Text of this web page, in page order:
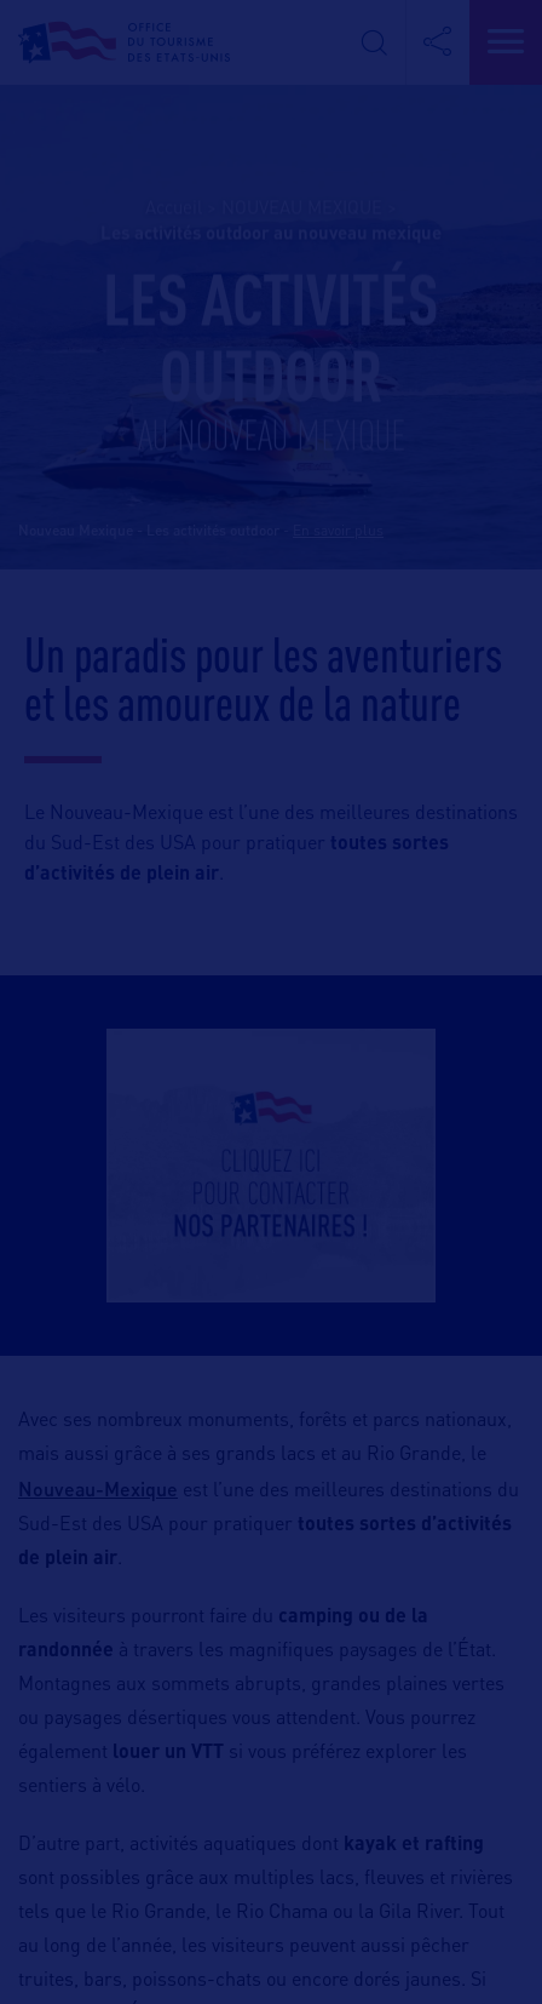
LES ACTIVITÉS
OUTDOOR
AU NOUVEAU MEXIQUE
Un paradis pour les aventuriers
et les amoureux de la nature
Le Nouveau-Mexique est l’une des meilleures destinations
du Sud-Est des USA pour pratiquer toutes sortes
d’activités de plein air
Avec ses nombreux monuments, forêts et parcs nationaux,
mais aussi grâce à ses grands lacs et au Rio Grande, le
Nouveau-Mexique est l’une des meilleures destinations du
Sud-Est des USA pour pratiquer toutes sortes d’activités
de plein air
Les visiteurs pourront faire du camping ou de la
randonnée à travers les magnifiques paysages de l’État.
Montagnes aux sommets abrupts, grandes plaines vertes
ou paysages désertiques vous attendent. Vous pourrez
également
louer un VTT
si vous préférez explorer les
sentiers à vélo.
D’autre part, activités aquatiques dont kayak et rafting
sont possibles grâce aux multiples lacs, fleuves et rivières
tels que le Rio Grande, le Rio Chama ou la Gila River. Tout
au long de l’année, les visiteurs peuvent aussi pêcher
truites, bars, poissons-chats ou encore dorés jaunes. Si